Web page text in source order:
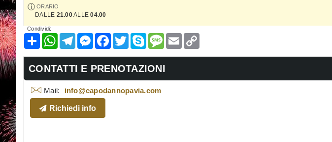
ORARIO
DALLE 21.00ALLE04.00
Condividi:
CondividiWhatsAppTelegramMessenger
Facebook
TwitterSkypeMessage
Email
CONTATTI E PRENOTAZIONI
Mail: info@capodannopavia.com
Richiedi info